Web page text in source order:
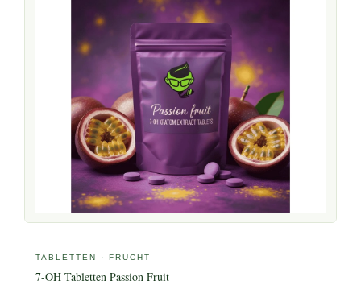
TABLETTEN · FRUCHT
7-OH Tabletten Passion Fruit